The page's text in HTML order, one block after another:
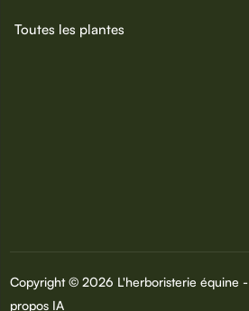
Toutes les plantes
Copyright © 2026 L'herboristerie équine -
propos IA